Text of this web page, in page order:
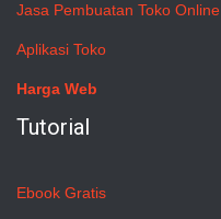
Jasa Pembuatan Toko Online
Aplikasi Toko
Harga Web
Tutorial
Ebook Gratis